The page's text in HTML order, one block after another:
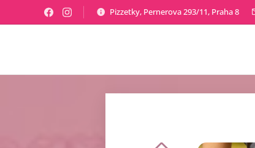
Pizzetky, Pernerova 293/11, Praha 8